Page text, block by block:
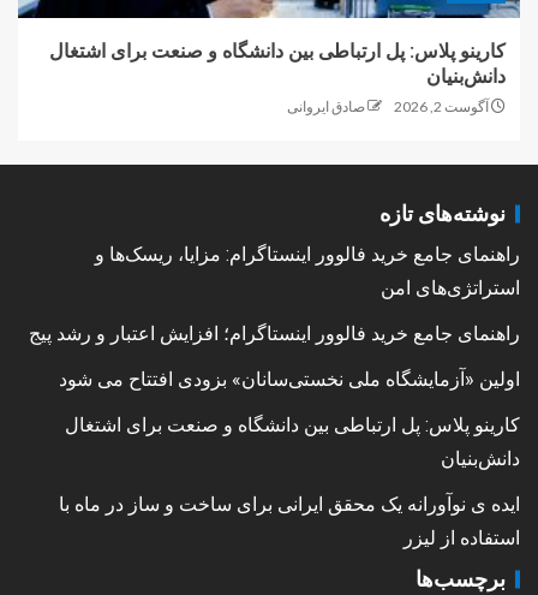
کارینو پلاس: پل ارتباطی بین دانشگاه و صنعت برای اشتغال
دانش‌بنیان
آگوست 2, 2026 صادق ایروانی
نوشته‌های تازه
راهنمای جامع خرید فالوور اینستاگرام: مزایا، ریسک‌ها و
استراتژی‌های امن
راهنمای جامع خرید فالوور اینستاگرام؛ افزایش اعتبار و رشد پیج
اولین «آزمایشگاه ملی نخستی‌سانان» بزودی افتتاح می شود
کارینو پلاس: پل ارتباطی بین دانشگاه و صنعت برای اشتغال
دانش‌بنیان
ایده ی نوآورانه یک محقق ایرانی برای ساخت و ساز در ماه با
استفاده از لیزر
برچسب‌ها